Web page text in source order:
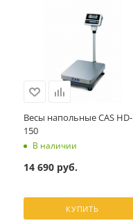
Весы напольные CAS HD-
150
В наличии
14 690 руб.
КУПИТЬ